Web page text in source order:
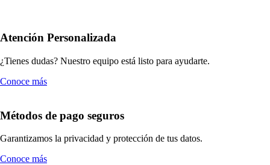
Atención Personalizada
¿Tienes dudas? Nuestro equipo está listo para ayudarte.
Conoce más
Métodos de pago seguros
Garantizamos la privacidad y protección de tus datos.
Conoce más